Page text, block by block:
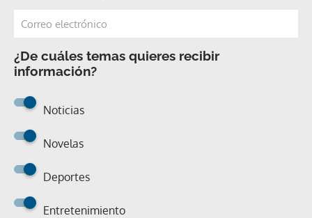
¿De cuáles temas quieres recibir
información?
Noticias
Novelas
Deportes
Entretenimiento